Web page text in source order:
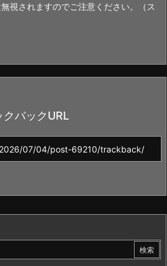
視されますのでご注意ください。（ス
クバックURL